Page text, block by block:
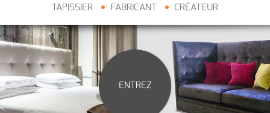
TAPISSIER FABRICANT CRÉATEUR
ENTREZ